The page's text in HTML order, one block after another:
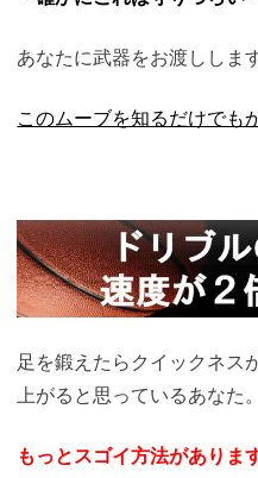
あなたに武器をお渡ししま
このムーブを知るだけでも
足を鍛えたらクイックネス
上がると思っているあなた。
もっとスゴイ方法がありま